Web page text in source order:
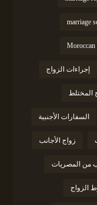
marriage
Moroccan
إجراءات الزواج
المختلط
السفارات الأجنبية
زواج الأجانب
من المصريات
الزواج